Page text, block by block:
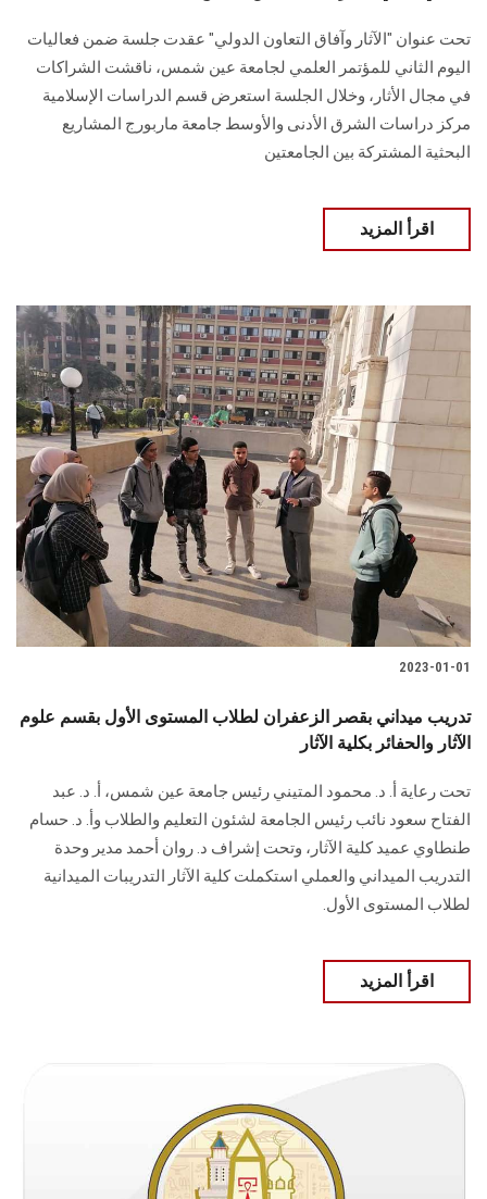
الزائـرون
سجل الان
تحت عنوان "الآثار وآفاق التعاون الدولي" عقدت جلسة ضمن فعاليات
اليوم الثاني للمؤتمر ‏العلمي لجامعة عين شمس، ناقشت الشراكات
في مجال الأثار، وخلال الجلسة استعرض قسم الدراسات الإسلامية
مركز دراسات الشرق ‏الأدنى والأوسط جامعة ماربورج المشاريع
البحثية المشتركة بين الجامعتين
اقرأ المزيد
2023-01-01
تدريب ميداني بقصر الزعفران لطلاب المستوى الأول بقسم علوم
الآثار والحفائر بكلية الآثار
تحت رعاية أ. د. محمود المتيني رئيس جامعة عين شمس، أ. د. عبد
الفتاح سعود نائب رئيس الجامعة لشئون التعليم والطلاب وأ. د. حسام
طنطاوي عميد كلية الآثار، وتحت إشراف د. روان أحمد مدير وحدة
التدريب الميداني والعملي استكملت كلية الآثار التدريبات الميدانية
لطلاب المستوى الأول.
اقرأ المزيد